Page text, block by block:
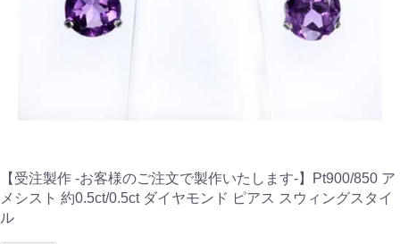
【受注製作 -お客様のご注文で製作いたします-】Pt900/850 ア
メシスト 約0.5ct/0.5ct ダイヤモンド ピアス スウィングスタイ
ル